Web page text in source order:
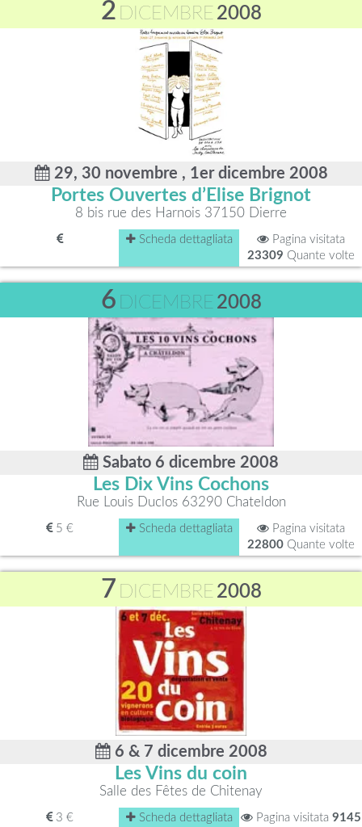
2 DICEMBRE 2008
29, 30 novembre , 1er dicembre 2008
Portes Ouvertes d’Elise Brignot
8 bis rue des Harnois 37150 Dierre
Scheda dettagliata
Pagina visitata
23309 Quante volte
6 DICEMBRE 2008
Sabato 6 dicembre 2008
Les Dix Vins Cochons
Rue Louis Duclos 63290 Chateldon
5 € Scheda dettagliata
Pagina visitata
22800Quante volte
7 DICEMBRE 2008
6 & 7 dicembre 2008
Les Vins du coin
Salle des Fêtes de Chitenay
3 € Scheda dettagliata Pagina visitata 9145